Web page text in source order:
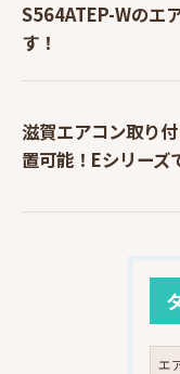
S564ATEP-Wのエ
す！
滋賀エアコン取り
置可能！Eシリーズ
エ